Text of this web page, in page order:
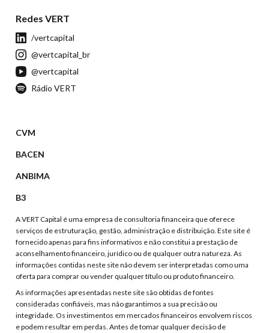
Redes VERT
/vertcapital
@vertcapital_br
@vertcapital
Rádio VERT
CVM
BACEN
ANBIMA
B3
A VERT Capital é uma empresa de consultoria financeira que oferece
serviços de estruturação, gestão, administração e distribuição. Este site é
fornecido apenas para fins informativos e não constitui a prestação de
aconselhamento financeiro, jurídico ou de qualquer outra natureza. As
informações contidas neste site não devem ser interpretadas como uma
oferta para comprar ou vender qualquer título ou produto financeiro.
As informações apresentadas neste site são obtidas de fontes
consideradas confiáveis, mas não garantimos a sua precisão ou
integridade. Os investimentos em mercados financeiros envolvem riscos
e podem resultar em perdas. Antes de tomar qualquer decisão de